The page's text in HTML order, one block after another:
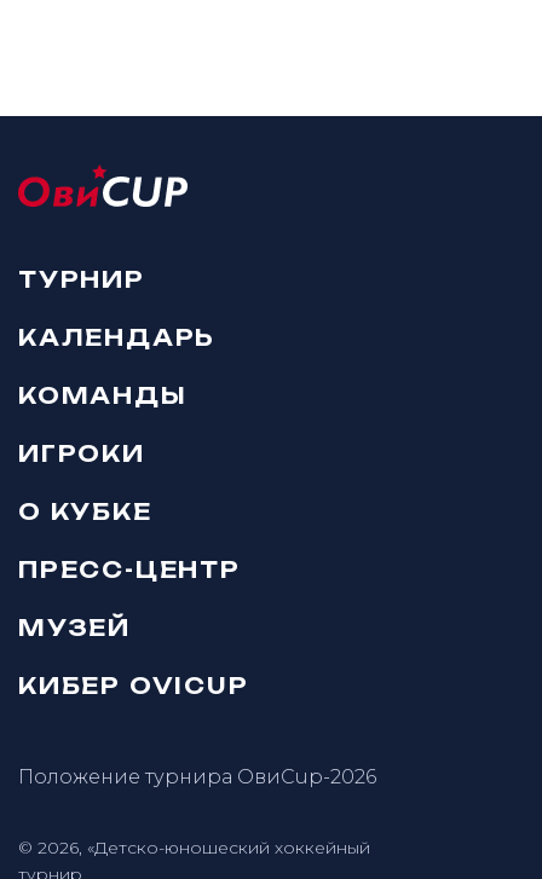
ТУРНИР
КАЛЕНДАРЬ
КОМАНДЫ
ИГРОКИ
О КУБКЕ
ПРЕСС-ЦЕНТР
МУЗЕЙ
КИБЕР OVICUP
Положение турнира ОвиCup-2026
© 2026, «Детско-юношеский хоккейный
турнир